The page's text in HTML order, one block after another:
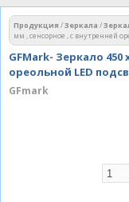
Вы здесь
Продукция /Зеркала /
мм , сенсорное , с внутренней
GFMark- Зеркало
ореольной LED
GFmark